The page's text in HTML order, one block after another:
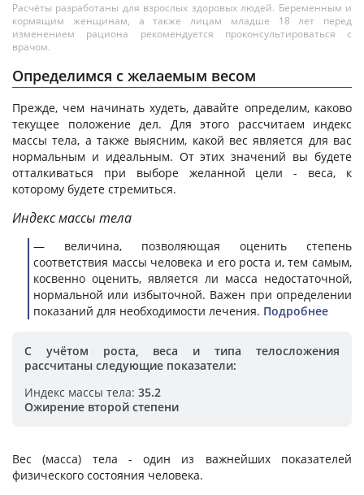
Расчёты разработаны для взрослых здоровых людей. Беременным и
кормящим женщинам, а также лицам младше 18 лет перед
изменением рациона рекомендуется проконсультироваться с
врачом.
Определимся с желаемым весом
Прежде, чем начинать худеть, давайте определим, каково
текущее положение дел. Для этого рассчитаем индекс
массы тела, а также выясним, какой вес является для вас
нормальным и идеальным. От этих значений вы будете
отталкиваться при выборе желанной цели - веса, к
которому будете стремиться.
Индекс массы тела
— величина, позволяющая оценить степень
соответствия массы человека и его роста и, тем самым,
косвенно оценить, является ли масса недостаточной,
нормальной или избыточной. Важен при определении
показаний для необходимости лечения. Подробнее
С учётом роста, веса и типа телосложения
рассчитаны следующие показатели:
Индекс массы тела: 35.2
Ожирение второй степени
Вес (масса) тела - один из важнейших показателей
физического состояния человека.